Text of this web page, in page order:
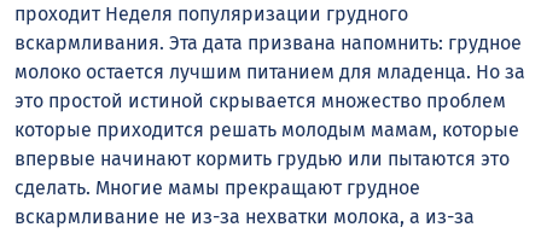
проходит Неделя популяризации грудного
вскармливания. Эта дата призвана напомнить: грудное
молоко остается лучшим питанием для младенца. Но за
это простой истиной скрывается множество проблем
которые приходится решать молодым мамам, которые
впервые начинают кормить грудью или пытаются это
сделать. Многие мамы прекращают грудное
вскармливание не из-за нехватки молока, а из-за